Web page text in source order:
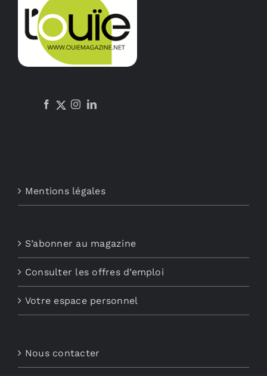
Mentions légales
S’abonner au magazine
Consulter les offres d’emploi
Votre espace personnel
Nous contacter